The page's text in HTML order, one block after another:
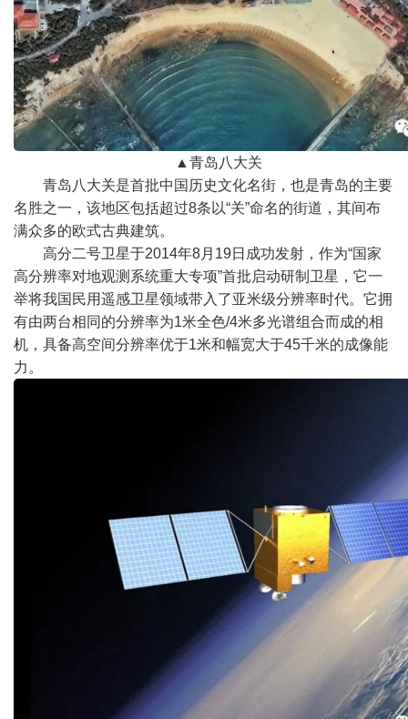
▲ 青岛八大关
青岛八大关是首批中国历史文化名街，也是青岛的主要
名胜之一，该地区包括超过8条以“关”命名的街道，其间布
满众多的欧式古典建筑。
高分二号卫星于2014年8月 19日成功发射，作为“国家
高分辨率对地观测系统重大专项”首批启动研制卫星，它一
举将我国民用遥感卫星领域带入了亚米级分辨率时代。它拥
有由两台相同的分辨率为1米全色/4米多光谱组合而成的相
机，具备高空间分辨率优于1米和幅宽大于45千米的成像能
力。